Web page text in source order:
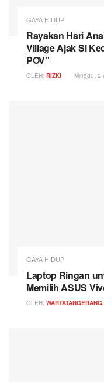
GAYA HIDUP
Rayakan Hari
Village Ajak Si
POV”
OLEH: RIZKI Minggu, 2
GAYA HIDUP
Laptop Ringan
Memilih ASUS
OLEH: